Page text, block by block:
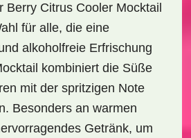
Berry Citrus Cooler Mocktail
für alle, die eine
alkoholfreie Erfrischung
kombiniert die Süße
mit der spritzigen Note
Besonders an warmen
Getränk, um